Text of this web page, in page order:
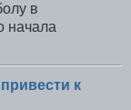
в
начала
к